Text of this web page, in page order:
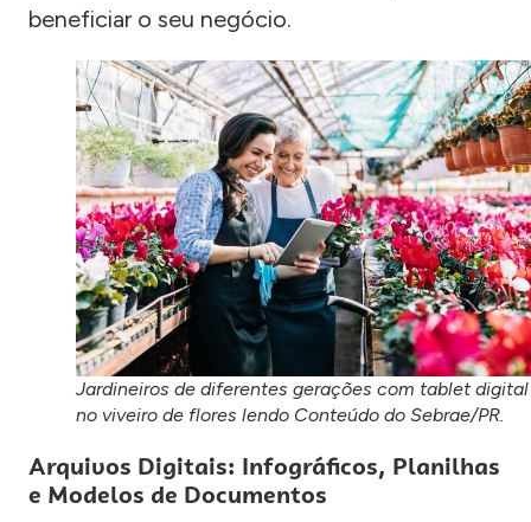
beneficiar o seu negócio.
Jardineiros de diferentes gerações com tablet digital
no viveiro de flores lendo Conteúdo do Sebrae/PR.
Arquivos Digitais: Infográficos, Planilhas
e Modelos de Documentos